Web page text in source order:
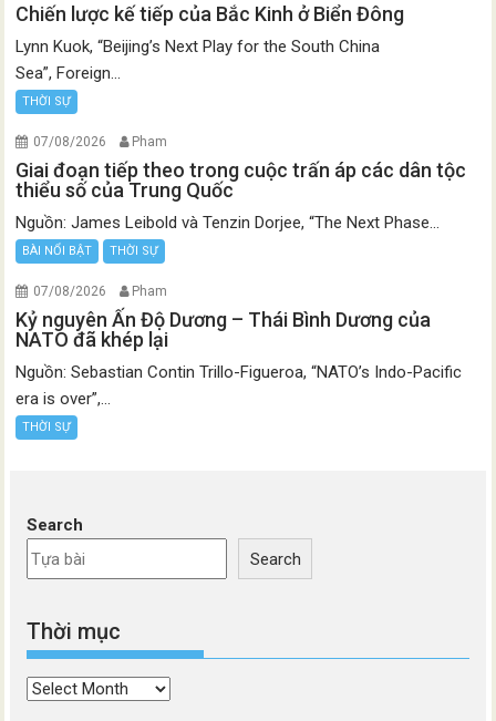
Chiến lược kế tiếp của Bắc Kinh ở Biển Đông
Lynn Kuok, “Beijing’s Next Play for the South China
Sea”, Foreign...
THỜI SỰ
07/08/2026 Pham
Giai đoạn tiếp theo trong cuộc trấn áp các dân tộc
thiểu số của Trung Quốc
Nguồn: James Leibold và Tenzin Dorjee, “The Next Phase...
BÀI NỔI BẬT THỜI SỰ
07/08/2026 Pham
Kỷ nguyên Ấn Độ Dương – Thái Bình Dương của
NATO đã khép lại
Nguồn: Sebastian Contin Trillo-Figueroa, “NATO’s Indo-Pacific
era is over”,...
THỜI SỰ
Search
Search
Thời mục
Thời